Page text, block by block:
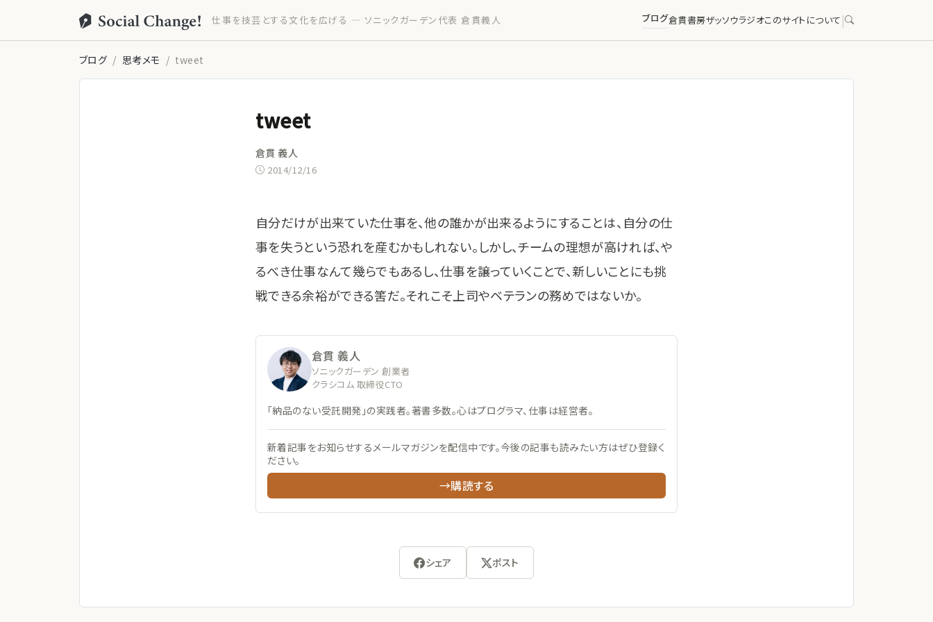
仕事を技芸とする文化を広げる — ソニックガーデン代表 倉貫義人 ブログ倉貫書房ザッソウラジオこのサイトについて |
ブログ 思考メモ tweet
tweet
倉貫 義人
2014/12/16
自分だけが出来ていた仕事を、他の誰かが出来るようにすることは、自分の仕
事を失うという恐れを産むかもしれない。しかし、チームの理想が高ければ、や
るべき仕事なんて幾らでもあるし、仕事を譲っていくことで、新しいことにも挑
戦できる余裕ができる筈だ。それこそ上司やベテランの務めではないか。
倉貫 義人
ソニックガーデン 創業者
クラシコム 取締役CTO
「納品のない受託開発」の実践者。著書多数。心はプログラマ、仕事は経営者。
新着記事をお知らせするメールマガジンを配信中です。今後の記事も読みたい方はぜひ登録く
ださい。
→購読する
シェア ポスト